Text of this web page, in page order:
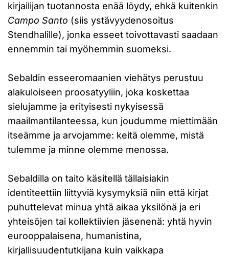
kirjailijan tuotannosta enää löydy, ehkä kuitenkin
Campo Santo (siis ystävyydenosoitus
Stendhalille), jonka esseet toivottavasti saadaan
ennemmin tai myöhemmin suomeksi.
Sebaldin esseeromaanien viehätys perustuu
alakuloiseen proosatyyliin, joka koskettaa
sielujamme ja erityisesti nykyisessä
maailmantilanteessa, kun joudumme miettimään
itseämme ja arvojamme: keitä olemme, mistä
tulemme ja minne olemme menossa.
Sebaldilla on taito käsitellä tällaisiakin
identiteettiin liittyviä kysymyksiä niin että kirjat
puhuttelevat minua yhtä aikaa yksilönä ja eri
yhteisöjen tai kollektiivien jäsenenä: yhtä hyvin
eurooppalaisena, humanistina,
kirjallisuudentutkijana kuin vaikkapa